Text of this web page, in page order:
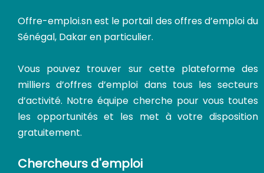
Offre-emploi.snest le portail des offres d’emploi du
Sénégal, Dakar en particulier.
Vous pouvez trouver sur cette plateforme des
milliers d’offres d’emploi dans tous les secteurs
d’activité. Notre équipe cherche pour vous toutes
les opportunités et les met à votre disposition
gratuitement.
Chercheurs d'emploi